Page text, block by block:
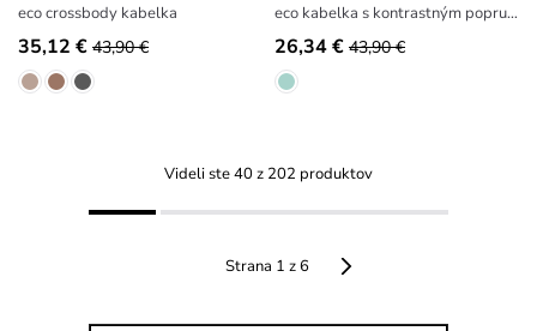
eco crossbody kabelka
35,12 € 43,90 €
eco kabelka s kontrastným popruhom
26,34 € 43,90 €
Videli ste 40 z 202 produktov
Strana 1 z 6